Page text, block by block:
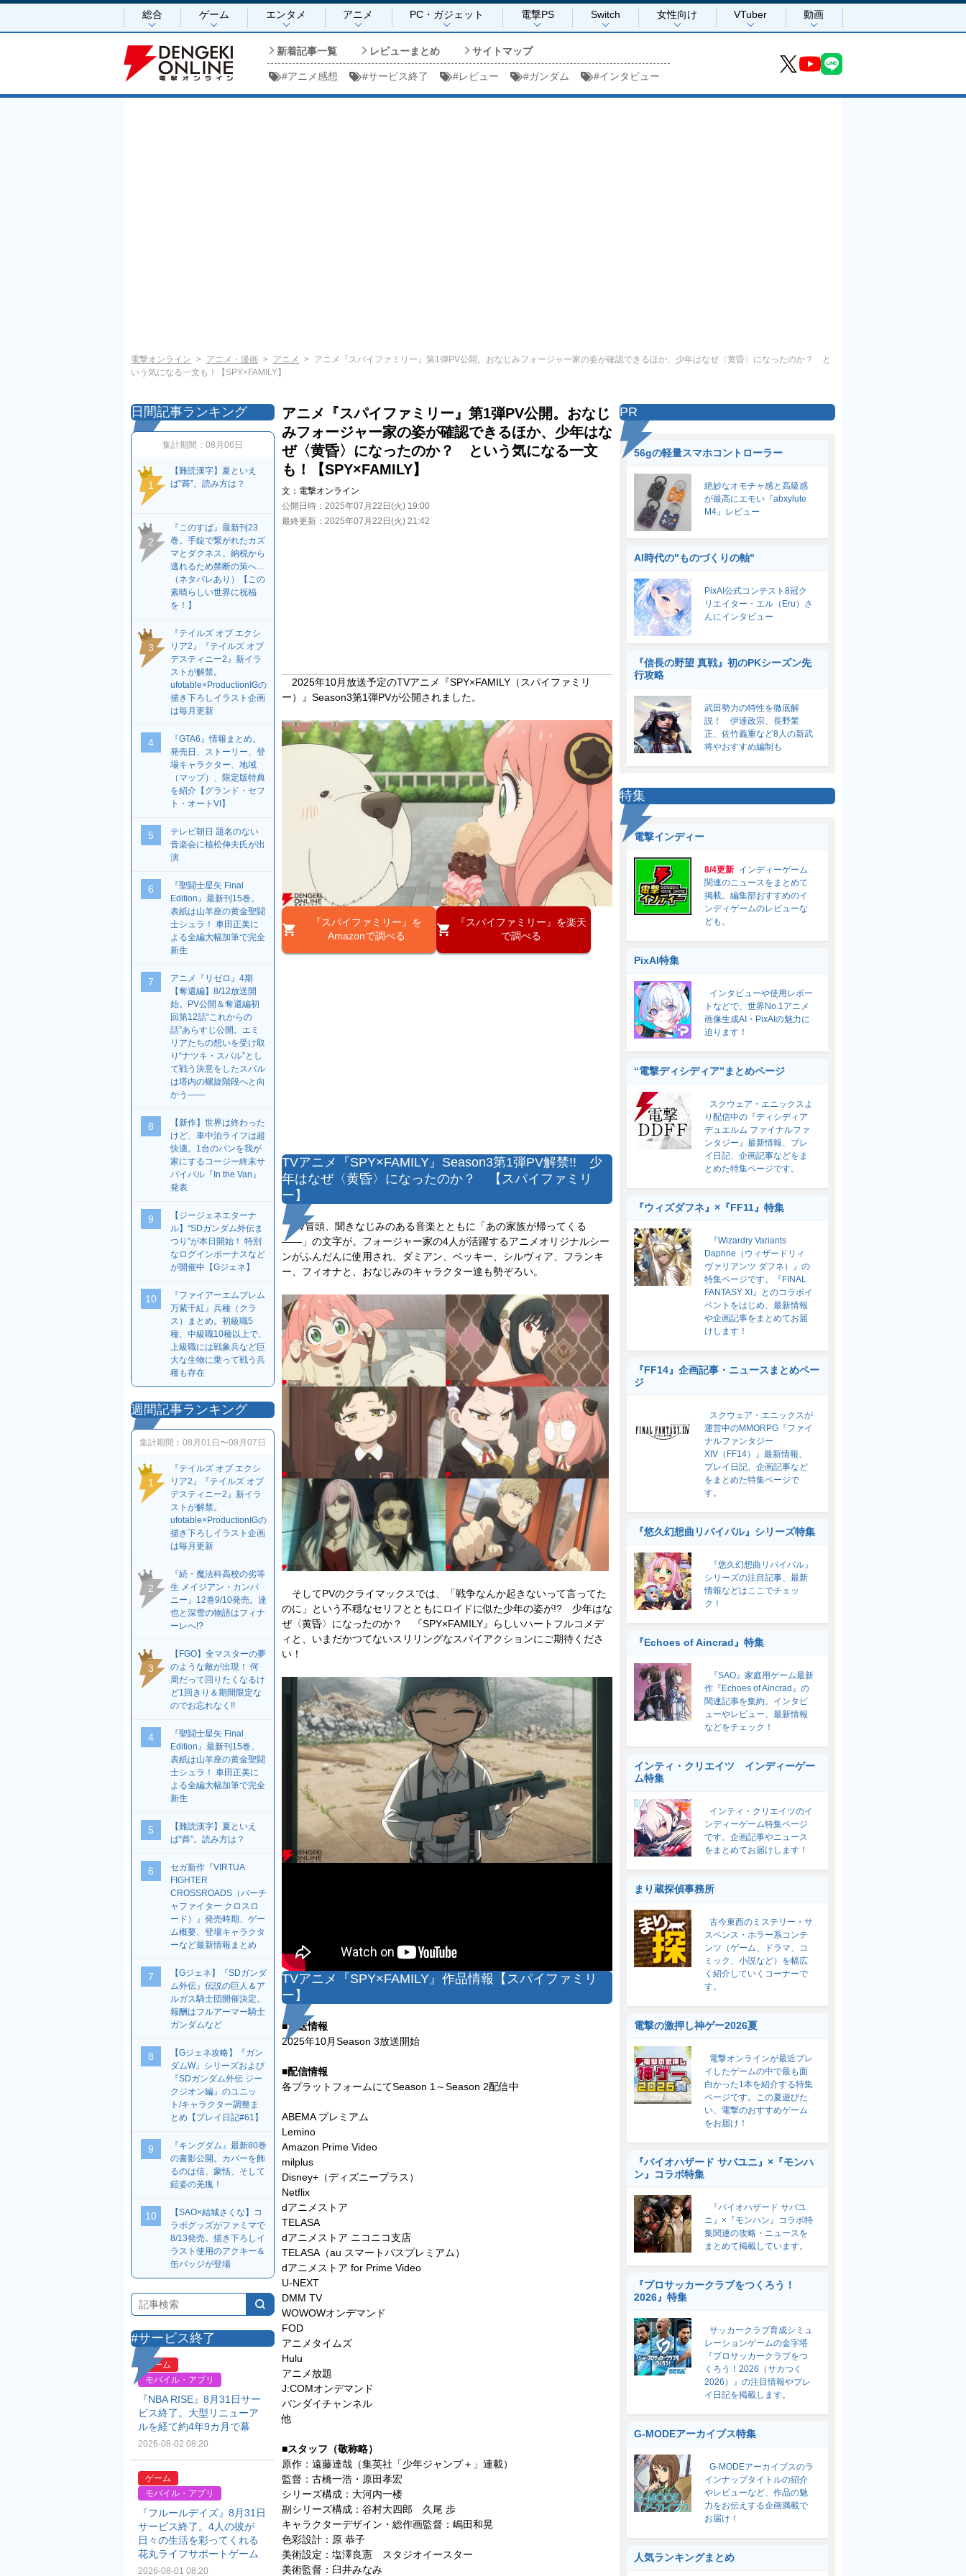
総合 ゲーム エンタメ アニメ PC・ガジェット 電撃PS Switch 女性向け VTuber 動画
新着記事一覧 レビューまとめ サイトマップ
#アニメ感想 #サービス終了 #レビュー #ガンダム #インタビュー
電撃オンライン アニメ・漫画 アニメ
アニメ『スパイファミリー』第1弾PV公開。おなじみフォージャー家の姿が確認できるほか、少年はなぜ〈黄昏〉になったのか？ と
いう気になる一文も！【SPY×FAMILY】
アニメ『スパイファミリー』第1弾PV公開。おなじ
みフォージャー家の姿が確認できるほか、少年はな
ぜ〈黄昏〉になったのか？ という気になる一文
も！【SPY×FAMILY】
文： 電撃オンライン
公開日時： 2025年07月22日(火) 19:00
最終更新： 2025年07月22日(火) 21:42
2025年10月放送予定のTVアニメ『SPY×FAMILY（スパイファミリ
ー）』Season3第1弾PVが公開されました。
『スパイファミリー』を
Amazonで調べる
『スパイファミリー』を楽天
で調べる
TVアニメ『SPY×FAMILY』Season3第1弾PV解禁!! 少
年はなぜ〈黄昏〉になったのか？ 【スパイファミリ
ー】
PV冒頭、聞きなじみのある音楽とともに「あの家族が帰ってくる
――」の文字が。フォージャー家の4人が活躍するアニメオリジナルシー
ンがふんだんに使用され、ダミアン、ベッキー、シルヴィア、フランキ
ー、フィオナと、おなじみのキャラクター達も勢ぞろい。
そしてPVのクライマックスでは、「戦争なんか起きないって言ってた
のに」という不穏なセリフとともにロイドに似た少年の姿が!? 少年はな
ぜ〈黄昏〉になったのか？ 『SPY×FAMILY』らしいハートフルコメデ
ィと、いまだかつてないスリリングなスパイアクションにご期待くださ
い！
TVアニメ『SPY×FAMILY』作品情報【スパイファミリ
ー】
■放送情報
2025年10月Season 3放送開始
■配信情報
各プラットフォームにてSeason 1～Season 2配信中
ABEMA プレミアム
Lemino
Amazon Prime Video
milplus
Disney+（ディズニープラス）
Netflix
dアニメストア
TELASA
dアニメストア ニコニコ支店
TELASA（au スマートパスプレミアム）
dアニメストア for Prime Video
U-NEXT
DMM TV
WOWOWオンデマンド
FOD
アニメタイムズ
Hulu
アニメ放題
J:COMオンデマンド
バンダイチャンネル
他
■スタッフ（敬称略）
原作：遠藤達哉（集英社「少年ジャンプ＋」連載）
監督：古橋一浩・原田孝宏
シリーズ構成：大河内一楼
副シリーズ構成：谷村大四郎 久尾 歩
キャラクターデザイン・総作画監督：嶋田和晃
色彩設計：原 恭子
美術設定：塩澤良憲 スタジオイースター
美術監督：臼井みなみ
日間記事ランキング
集計期間： 08月06日
1
【難読漢字】夏といえ
ば“蕣”。読み方は？
2
『このすば』最新刊23
巻。手錠で繋がれたカズ
マとダクネス。納税から
逃れるため禁断の策へ…
（ネタバレあり）【この
素晴らしい世界に祝福
を！】
3
『テイルズ オブ エクシ
リア2』『テイルズ オブ
デスティニー2』新イラ
ストが解禁。
ufotable×ProductionIGの
描き下ろしイラスト企画
は毎月更新
4
『GTA6』情報まとめ。
発売日、ストーリー、登
場キャラクター、地域
（マップ）、限定版特典
を紹介【グランド・セフ
ト・オートVI】
5
テレビ朝日 題名のない
音楽会に植松伸夫氏が出
演
6
『聖闘士星矢 Final
Edition』最新刊15巻。
表紙は山羊座の黄金聖闘
士シュラ！ 車田正美に
よる全編大幅加筆で完全
新生
7
アニメ『リゼロ』4期
【奪還編】8/12放送開
始。PV公開＆奪還編初
回第12話“これからの
話”あらすじ公開。エミ
リアたちの想いを受け取
り“ナツキ・スバル”とし
て戦う決意をしたスバル
は塔内の螺旋階段へと向
かう――
8
【新作】世界は終わった
けど、車中泊ライフは超
快適。1台のバンを我が
家にするコージー終末サ
バイバル『In the Van』
発表
9
【ジージェネエターナ
ル】“SDガンダム外伝ま
つり”が本日開始！ 特別
なログインボーナスなど
が開催中【Gジェネ】
10
『ファイアーエムブレム
万紫千紅』兵種（クラ
ス）まとめ。初級職5
種、中級職10種以上で、
上級職には戦象兵など巨
大な生物に乗って戦う兵
種も存在
週間記事ランキング
集計期間： 08月01日〜08月07日
1
『テイルズ オブ エクシ
リア2』『テイルズ オブ
デスティニー2』新イラ
ストが解禁。
ufotable×ProductionIGの
描き下ろしイラスト企画
は毎月更新
2
『続・魔法科高校の劣等
生 メイジアン・カンパ
ニー』12巻9/10発売。達
也と深雪の物語はフィナ
ーレへ!?
3
【FGO】全マスターの夢
のような敵が出現！ 何
周だって回りたくなるけ
ど1回きり＆期間限定な
のでお忘れなく!!
4
『聖闘士星矢 Final
Edition』最新刊15巻。
表紙は山羊座の黄金聖闘
士シュラ！ 車田正美に
よる全編大幅加筆で完全
新生
5
【難読漢字】夏といえ
ば“蕣”。読み方は？
6
セガ新作『VIRTUA
FIGHTER
CROSSROADS（バーチ
ャファイター クロスロ
ード）』発売時期、ゲー
ム概要、登場キャラクタ
ーなど最新情報まとめ
7
【Gジェネ】『SDガンダ
ム外伝』伝説の巨人＆ア
ルガス騎士団開催決定。
報酬はフルアーマー騎士
ガンダムなど
8
【Gジェネ攻略】『ガン
ダムW』シリーズおよび
『SDガンダム外伝 ジー
クジオン編』のユニッ
ト/キャラクター調整ま
とめ【プレイ日記#61】
9
『キングダム』最新80巻
の書影公開。カバーを飾
るのは信、蒙恬、そして
鎧姿の羌瘣！
10
【SAO×結城さくな】コ
ラボグッズがファミマで
8/13発売。描き下ろしイ
ラスト使用のアクキー＆
缶バッジが登場
#サービス終了
ゲーム
モバイル・アプリ
『NBA RISE』8月31日サー
ビス終了。大型リニューア
ルを経て約4年9カ月で幕
2026-08-02 08:20
ゲーム
モバイル・アプリ
『フルールデイズ』8月31日
サービス終了。4人の彼が
日々の生活を彩ってくれる
花丸ライフサポートゲーム
2026-08-01 08:20
PR
56gの軽量スマホコントローラー
絶妙なオモチャ感と高級感
が最高にエモい『abxylute
M4』レビュー
AI時代の"ものづくりの軸"
PixAI公式コンテスト8冠ク
リエイター・エル（Eru）さ
んにインタビュー
『信長の野望 真戦』初のPKシーズン先
行攻略
武田勢力の特性を徹底解
説！ 伊達政宗、長野業
正、佐竹義重など8人の新武
将やおすすめ編制も
特集
電撃インディー
8/4更新 インディーゲーム
関連のニュースをまとめて
掲載。編集部おすすめのイ
ンディゲームのレビューな
ども。
PixAI特集
インタビューや使用レポー
トなどで、世界No.1アニメ
画像生成AI・PixAIの魅力に
迫ります！
“電撃ディシディア”まとめページ
スクウェア・エニックスよ
り配信中の『ディシディア
デュエルム ファイナルファ
ンタジー』最新情報、プレ
イ日記、企画記事などをま
とめた特集ページです。
『ウィズダフネ』×『FF11』特集
『Wizardry Variants
Daphne（ウィザードリィ
ヴァリアンツ ダフネ）』の
特集ページです。『FINAL
FANTASY XI』とのコラボイ
ベントをはじめ、最新情報
や企画記事をまとめてお届
けします！
『FF14』企画記事・ニュースまとめペー
ジ
スクウェア・エニックスが
運営中のMMORPG『ファイ
ナルファンタジー
XIV（FF14）』最新情報、
プレイ日記、企画記事など
をまとめた特集ページで
す。
『悠久幻想曲リバイバル』シリーズ特集
『悠久幻想曲リバイバル』
シリーズの注目記事、最新
情報などはここでチェッ
ク！
『Echoes of Aincrad』特集
『SAO』家庭用ゲーム最新
作『Echoes of Aincrad』の
関連記事を集約。インタビ
ューやレビュー、最新情報
などをチェック！
インティ・クリエイツ インディーゲー
ム特集
インティ・クリエイツのイ
ンディーゲーム特集ページ
です。企画記事やニュース
をまとめてお届けします！
まり蔵探偵事務所
古今東西のミステリー・サ
スペンス・ホラー系コンテ
ンツ（ゲーム、ドラマ、コ
ミック、小説など）を幅広
く紹介していくコーナーで
す。
電撃の激押し神ゲー2026夏
電撃オンラインが最近プレ
イしたゲームの中で最も面
白かった1本を紹介する特集
ページです。この夏遊びた
い、電撃のおすすめゲーム
をお届け！
『バイオハザード サバユニ』×『モンハ
ン』コラボ特集
『バイオハザード サバユ
ニ』×『モンハン』コラボ特
集関連の攻略・ニュースを
まとめて掲載しています。
『プロサッカークラブをつくろう！
2026』特集
サッカークラブ育成シミュ
レーションゲームの金字塔
『プロサッカークラブをつ
くろう！2026（サカつく
2026）』の注目情報やプレ
イ日記を掲載します。
G-MODEアーカイブス特集
G-MODEアーカイブスのラ
インナップタイトルの紹介
やレビューなど、作品の魅
力をお伝えする企画満載で
お届け！
人気ランキングまとめ